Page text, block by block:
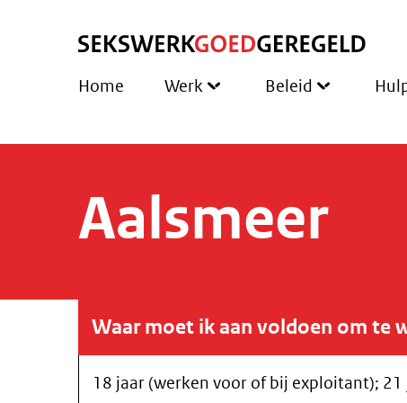
Home Werk Beleid
Aalsmeer
Waar moet ik aan voldoen om te
18 jaar (werken voor of bij exploitant);